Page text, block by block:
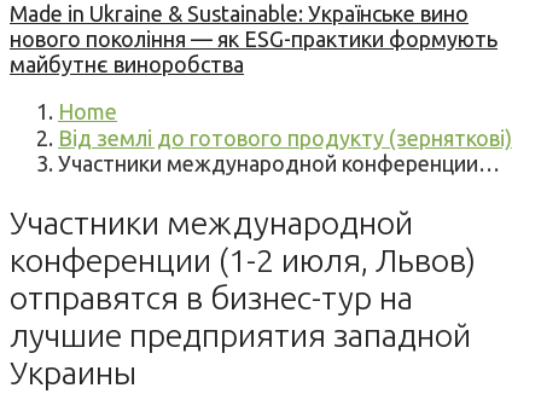
Made in Ukraine & Sustainable: Українське вино
нового покоління — як ESG-практики формують
майбутнє виноробства
Home
Від землі до готового продукту (зерняткові)
Участники международной конференции…
Участники международной
конференции (1-2 июля, Львов)
отправятся в бизнес-тур на
лучшие предприятия западной
Украины